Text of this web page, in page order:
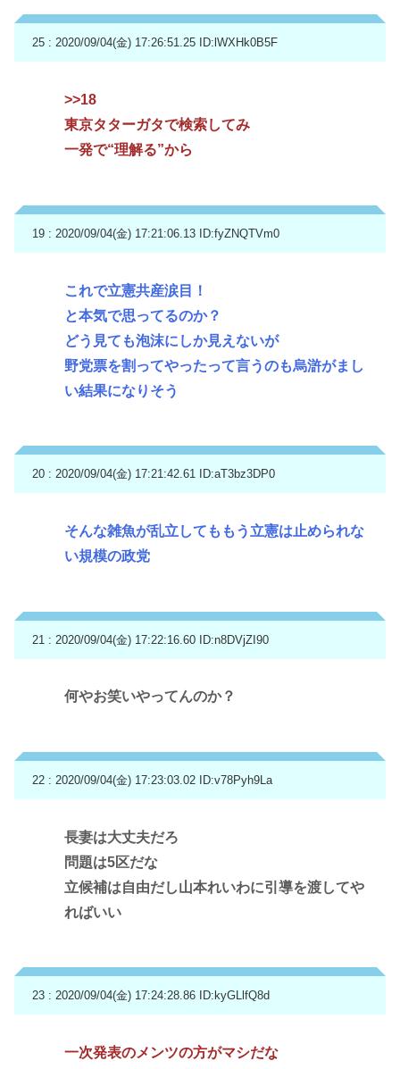
25 : 2020/09/04(金) 17:26:51.25 ID:lWXHk0B5F
>>18
東京タターガタで検索してみ
一発で“理解る”から
19 : 2020/09/04(金) 17:21:06.13 ID:fyZNQTVm0
これで立憲共産涙目！
と本気で思ってるのか？
どう見ても泡沫にしか見えないが
野党票を割ってやったって言うのも烏滸がまし
い結果になりそう
20 : 2020/09/04(金) 17:21:42.61 ID:aT3bz3DP0
そんな雑魚が乱立してももう立憲は止められな
い規模の政党
21 : 2020/09/04(金) 17:22:16.60 ID:n8DVjZI90
何やお笑いやってんのか？
22 : 2020/09/04(金) 17:23:03.02 ID:v78Pyh9La
長妻は大丈夫だろ
問題は5区だな
立候補は自由だし山本れいわに引導を渡してや
ればいい
23 : 2020/09/04(金) 17:24:28.86 ID:kyGLlfQ8d
一次発表のメンツの方がマシだな